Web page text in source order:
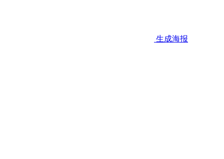
生成海报